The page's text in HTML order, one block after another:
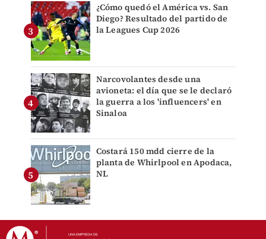
¿Cómo quedó el América vs. San
Diego? Resultado del partido de
la Leagues Cup 2026
Narcovolantes desde una
avioneta: el día que se le declaró
la guerra a los 'influencers' en
Sinaloa
Costará 150 mdd cierre de la
planta de Whirlpool en Apodaca,
NL